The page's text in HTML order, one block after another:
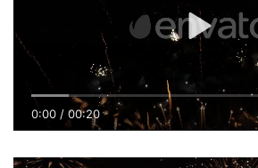
0:00 / 00:20